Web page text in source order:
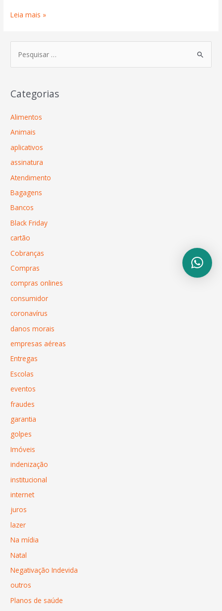
Leia mais »
Categorias
Alimentos
Animais
aplicativos
assinatura
Atendimento
Bagagens
Bancos
Black Friday
cartão
Cobranças
Compras
compras onlines
consumidor
coronavírus
danos morais
empresas aéreas
Entregas
Escolas
eventos
fraudes
garantia
golpes
Imóveis
indenização
institucional
internet
juros
lazer
Na mídia
Natal
Negativação Indevida
outros
Planos de saúde